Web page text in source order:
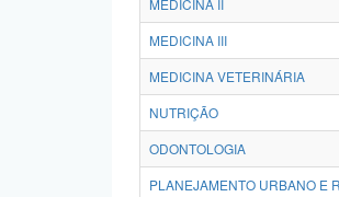
MEDICINA II
MEDICINA III
MEDICINA VETERINÁRIA
NUTRIÇÃO
ODONTOLOGIA
PLANEJAMENTO URBANO E